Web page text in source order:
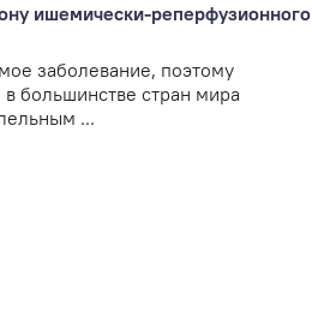
ишемически-­реперфузионного
заболевание, поэтому
большинстве стран мира
...